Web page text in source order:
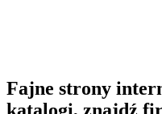
Fajne strony